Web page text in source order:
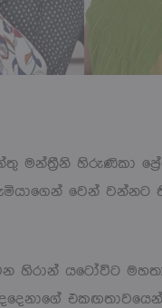
මන්ත්‍රීනි හිරුණිකා
වෙන් වන්නට
හිරාන් යටෝවිට